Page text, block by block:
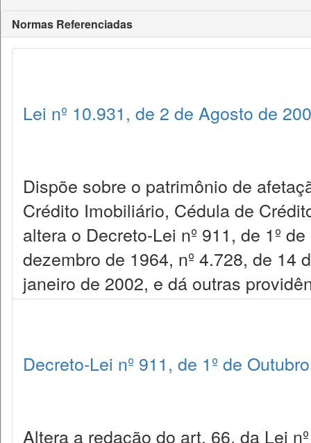
Normas Referenciadas
Lei nº 10.931, de 2 de Agosto de
Dispõe sobre o patrimônio de
Crédito Imobiliário, Cédula de
altera o Decreto-Lei nº 911, de 1º
dezembro de 1964, nº 4.728, de 14
janeiro de 2002, e dá outras
Decreto-Lei nº 911, de 1º de
Altera a redação do art. 66, da Lei